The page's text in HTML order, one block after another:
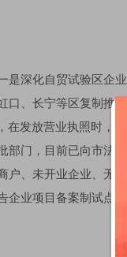
是深化自贸试验区企
口、长宁等区复制推
在发放营业执照时，
部门，目前已向市法
户、未开业企业、无
业项目备案制试点